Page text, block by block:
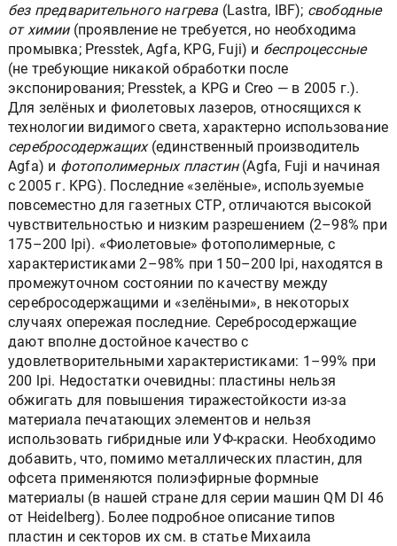
без предварительного нагрева (Lastra, IBF); свободные
от химии(проявление не требуется, но необходима
промывка; Presstek, Agfa, KPG, Fuji) и беспроцессные
(не требующие никакой обработки после
экспонирования; Presstek, а KPG и Creo — в 2005 г.).
Для зелёных и фиолетовых лазеров, относящихся к
технологии видимого света, характерно использование
серебросодержащих(единственный производитель
Agfa) и фотополимерных пластин(Agfa, Fuji и начиная
с 2005 г. KPG). Последние «зелёные», используемые
повсеместно для газетных СТР, отличаются высокой
чувствительностью и низким разрешением (2–98% при
175–200 lpi). «Фиолетовые» фотополимерные, с
характеристиками 2–98% при 150–200 lpi, находятся в
промежуточном состоянии по качеству между
серебросодержащими и «зелёными», в некоторых
случаях опережая последние. Серебросодержащие
дают вполне достойное качество с
удовлетворительными характеристиками: 1–99% при
200 lpi. Недостатки очевидны: пластины нельзя
обжигать для повышения тиражестойкости из-за
материала печатающих элементов и нельзя
использовать гибридные или УФ-краски. Необходимо
добавить, что, помимо металлических пластин, для
офсета применяются полиэфирные формные
материалы (в нашей стране для серии машин QM DI 46
от Heidelberg). Более подробное описание типов
пластин и секторов их см. в статье Михаила